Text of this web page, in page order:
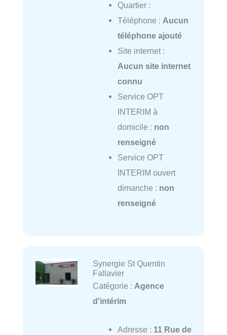
Quartier :
Téléphone : Aucun
téléphone ajouté
Site internet :
Aucun site internet
connu
Service OPT
INTERIM à
domicile : non
renseigné
Service OPT
INTERIM ouvert
dimanche : non
renseigné
Synergie St Quentin
Fallavier
Catégorie : Agence
d'intérim
Adresse : 11 Rue de